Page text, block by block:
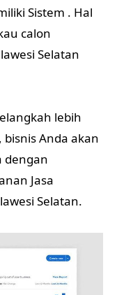
Sistem . Hal
calon
Selatan
lebih
Anda akan
dengan
Jasa
Selatan.